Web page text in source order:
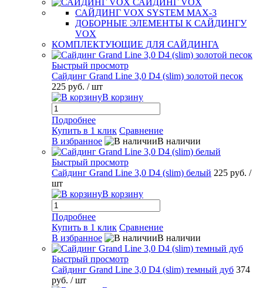
САЙДИНГ VOX
САЙДИНГ VOX SYSTEM MAX-3
ДОБОРНЫЕ ЭЛЕМЕНТЫ К САЙДИНГУ
VOX
КОМПЛЕКТУЮЩИЕ ДЛЯ САЙДИНГА
Быстрый просмотр
Сайдинг Grand Line 3,0 D4 (slim) золотой песок
225 руб. / шт
В корзину
Подробнее
Купить в 1 клик Сравнение
В избранное
В наличии
Быстрый просмотр
Сайдинг Grand Line 3,0 D4 (slim) белый 225 руб. /
шт
В корзину
Подробнее
Купить в 1 клик Сравнение
В избранное
В наличии
Быстрый просмотр
Сайдинг Grand Line 3,0 D4 (slim) темный дуб 374
руб. / шт